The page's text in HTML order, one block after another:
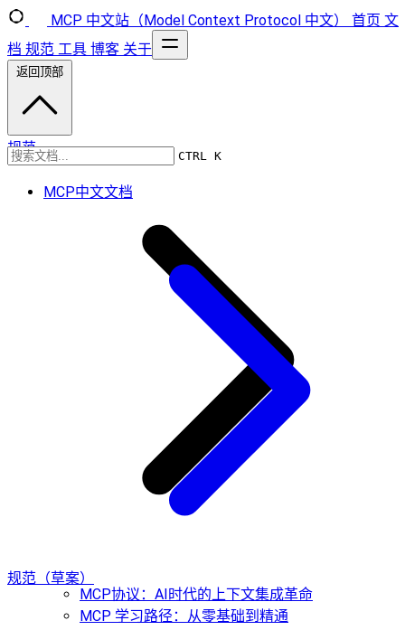
MCP 中文站（Model Context Protocol 中文） 首页 文
档 规范 工具 博客 关于
CTRL K
MCP中文文档
MCP协议：AI时代的上下文集成革命
MCP 学习路径：从零基础到精通
返回顶部
规范
规范（草案）